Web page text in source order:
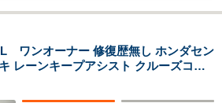
ワンオーナー 修復歴無し ホンダセン
レーンキープアシスト クルーズコン